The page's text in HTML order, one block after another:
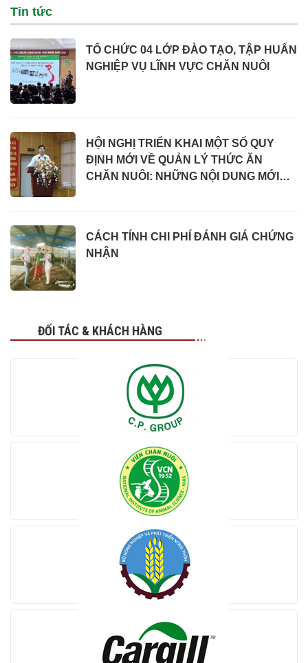
Tin tức
TỔ CHỨC 04 LỚP ĐÀO TẠO, TẬP HUẤN
NGHIỆP VỤ LĨNH VỰC CHĂN NUÔI
HỘI NGHỊ TRIỂN KHAI MỘT SỐ QUY
ĐỊNH MỚI VỀ QUẢN LÝ THỨC ĂN
CHĂN NUÔI: NHỮNG NỘI DUNG MỚI
CÁCH TÍNH CHI PHÍ ĐÁNH GIÁ CHỨNG
NHẬN
ĐỐI TÁC & KHÁCH HÀNG